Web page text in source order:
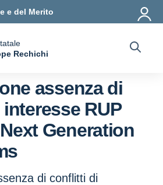
e del Merito
Rechichi
assenza di
RUP
Generation
di conflitti di